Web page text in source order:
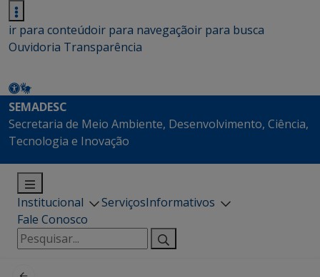
ir para conteúdoir para navegaçãoir para busca
Ouvidoria Transparência
SEMADESC
Secretaria de Meio Ambiente, Desenvolvimento, Ciência,
Tecnologia e Inovação
Institucional ServiçosInformativos
Fale Conosco
Pesquisar
por: